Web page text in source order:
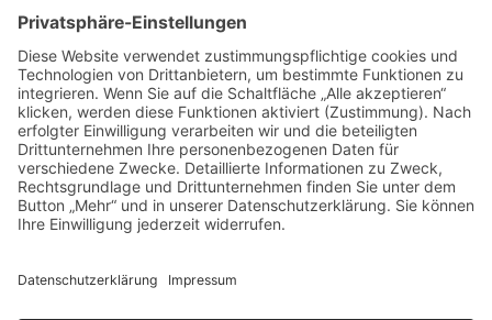
Hier arbeite ich mit
Fraktionsgeschäftsführer